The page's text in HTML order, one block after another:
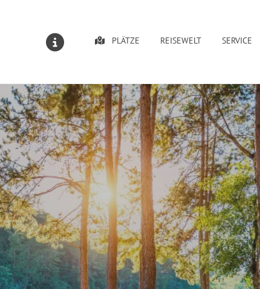
PLÄTZE REISEWELT SERVICE